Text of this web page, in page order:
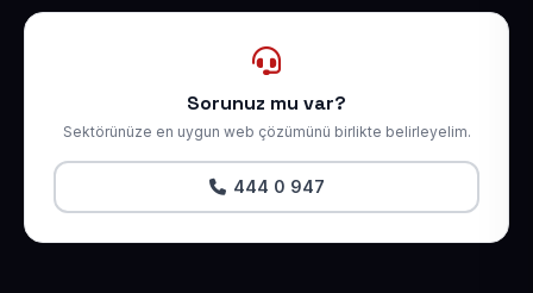
Sorunuz mu var?
Sektörünüze en uygun web çözümünü birlikte belirleyelim.
444 0 947